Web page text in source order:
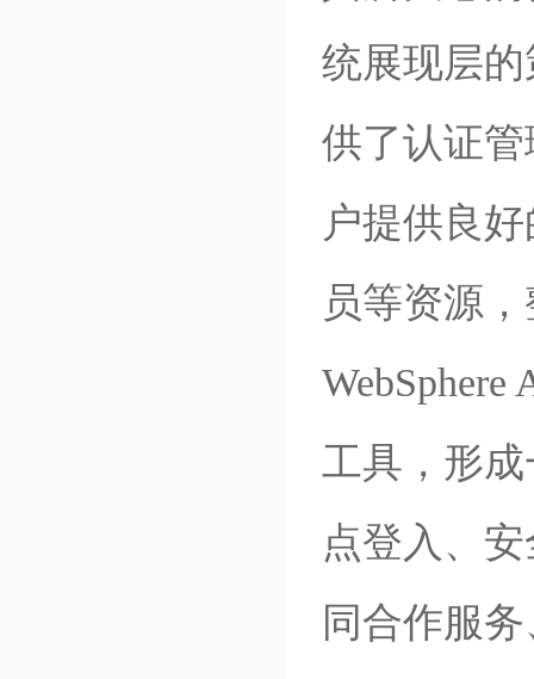
统展现层
供了认证
户提供良
员等资源
工具，形
点登入、
同合作服